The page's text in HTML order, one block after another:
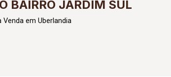
BAIRRO JARDIM SUL
Venda em Uberlandia